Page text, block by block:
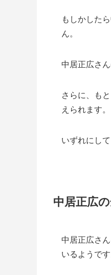
もしかした
ん。
中居正広さ
さらに、も
えられます。
いずれにし
中居正広
中居正広さ
いるようです